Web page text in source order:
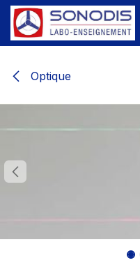
Se rendre au contenu
Optique